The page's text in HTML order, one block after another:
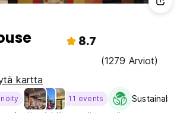
8.7
(1279 Arviot)
kartta
11 events